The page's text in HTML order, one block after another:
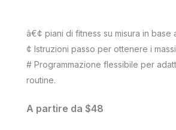
â€¢ piani di fitness su misura in base
¢ Istruzioni passo per ottenere i
# Programmazione flessibile per
routine.
A partire da $48